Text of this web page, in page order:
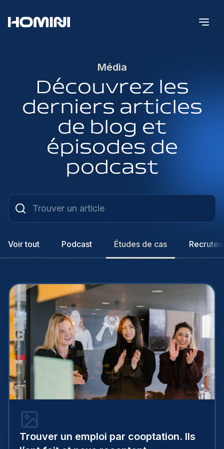
Média
Découvrez les
derniers articles
de blog et
épisodes de
podcast
Voir tout Podcast Études de cas
Trouver un emploi par cooptation. Ils